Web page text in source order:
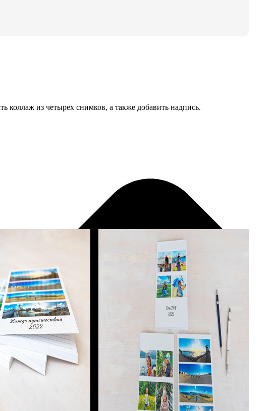
из четырех снимков, а также добавить надпись.